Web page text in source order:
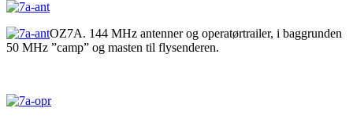
OZ7A. 144 MHz antenner og operatørtrailer, i baggrunden
50 MHz ”camp” og masten til flysenderen.